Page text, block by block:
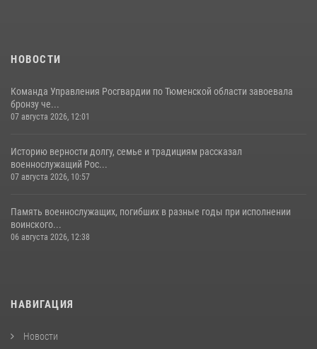
НОВОСТИ
Команда Управления Росгвардии по Тюменской области завоевала
бронзу че...
07 августа 2026, 12:01
Историю верности долгу, семье и традициям рассказал
военнослужащий Рос...
07 августа 2026, 10:57
Память военнослужащих, погибших в разные годы при исполнении
воинского...
06 августа 2026, 12:38
НАВИГАЦИЯ
Новости